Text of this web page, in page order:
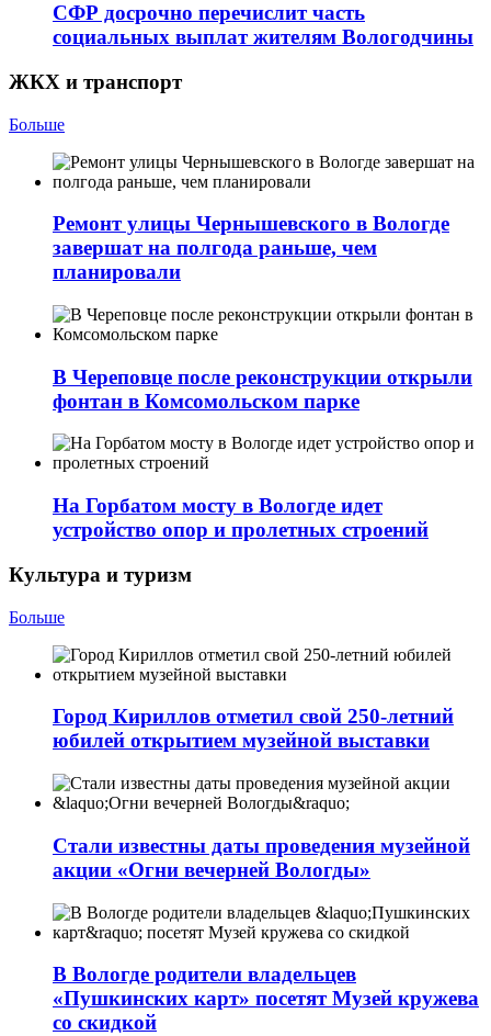
СФР досрочно перечислит часть
социальных выплат жителям Вологодчины
ЖКХ и транспорт
Больше
Ремонт улицы Чернышевского в Вологде
завершат на полгода раньше, чем
планировали
В Череповце после реконструкции открыли
фонтан в Комсомольском парке
На Горбатом мосту в Вологде идет
устройство опор и пролетных строений
Культура и туризм
Больше
Город Кириллов отметил свой 250-летний
юбилей открытием музейной выставки
Стали известны даты проведения музейной
акции «Огни вечерней Вологды»
В Вологде родители владельцев
«Пушкинских карт» посетят Музей кружева
со скидкой